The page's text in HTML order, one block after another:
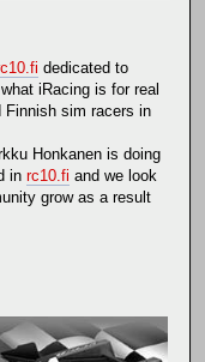
dedicated to
iRacing is for real
Finnish sim racers in
Honkanen is doing
in rc10.fi and we look
grow as a result